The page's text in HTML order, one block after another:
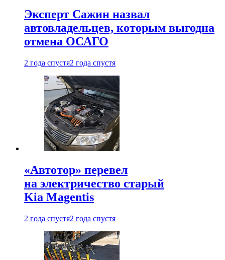
Эксперт Сажин назвал
автовладельцев, которым выгодна
отмена ОСАГО
2 года спустя2 года спустя
«Автотор» перевел
на электричество старый
Kia Magentis
2 года спустя2 года спустя